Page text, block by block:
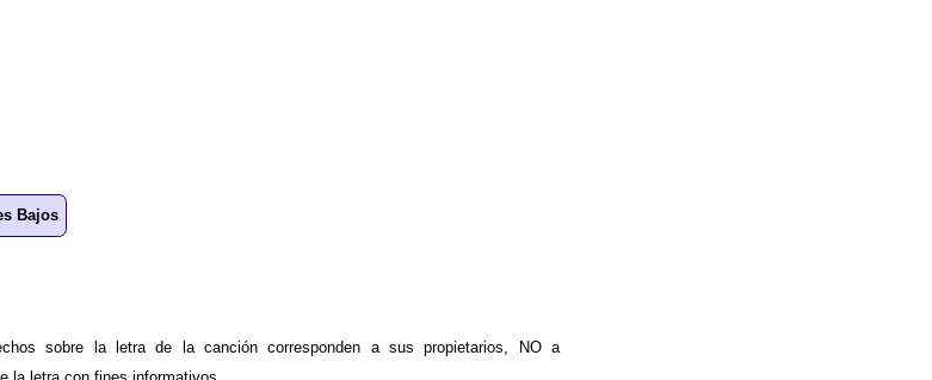
Bajos
sobre la letra de la canción corresponden a sus propietarios, NO a